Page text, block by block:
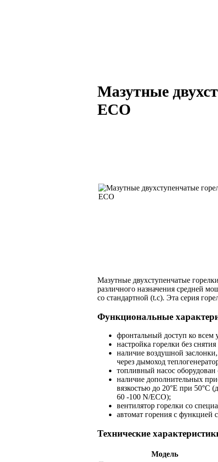
Мазутные
ECO
Мазутные двухступенчатые
различного назначения средней
со стандартной (t.c). Эта серия
Функциональные
фронтальный доступ ко всем
настройка горелки без
наличие воздушной
через дымоход
топливный насос
наличие дополнительных
вязкостью до 20°E при 50°С
60 -100 N/ECO);
вентилятор горелки со
автомат горения с функцией
Технические
Модель